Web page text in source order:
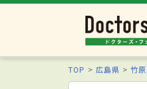
TOP 広島県 竹